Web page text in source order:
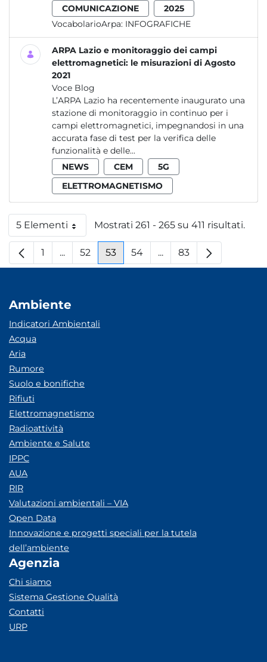
COMUNICAZIONE
2025
VocabolarioArpa: INFOGRAFICHE
ARPA Lazio e monitoraggio dei campi
elettromagnetici: le misurazioni di Agosto
2021
Voce Blog
L’ARPA Lazio ha recentemente inaugurato una
stazione di monitoraggio in continuo per i
campi elettromagnetici, impegnandosi in una
accurata fase di test per la verifica delle
funzionalità e delle...
NEWS
CEM
5G
ELETTROMAGNETISMO
5 ElementiPer paginaMostrati 261 - 265 su 411 risultati.
Pagina
1 ...Pagine intermedie
Pagina
52 Pagina
53 Pagina
54 ...Pagine intermedie
Pagina
83
Ambiente
Indicatori Ambientali
Acqua
Aria
Rumore
Suolo e bonifiche
Rifiuti
Elettromagnetismo
Radioattività
Ambiente e Salute
IPPC
AUA
RIR
Valutazioni ambientali – VIA
Open Data
Innovazione e progetti speciali per la tutela
dell’ambiente
Agenzia
Chi siamo
Sistema Gestione Qualità
Contatti
URP